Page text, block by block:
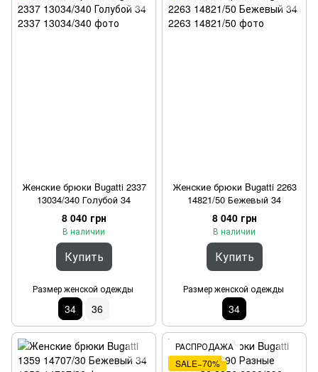
Женские брюки Bugatti 2337
13034/340 Голубой 34
8 040 грн
В наличии
Купить
Размер женской одежды
34 36
Женские брюки Bugatti 2263
14821/50 Бежевый 34
8 040 грн
В наличии
Купить
Размер женской одежды
34
РАСПРОДАЖА
SALE−70%